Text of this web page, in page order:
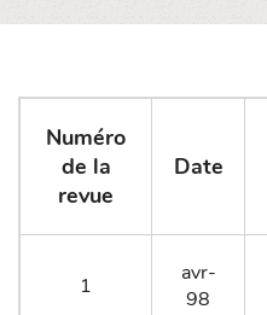
Numéro
de la
revue
Date
1
avr-
98